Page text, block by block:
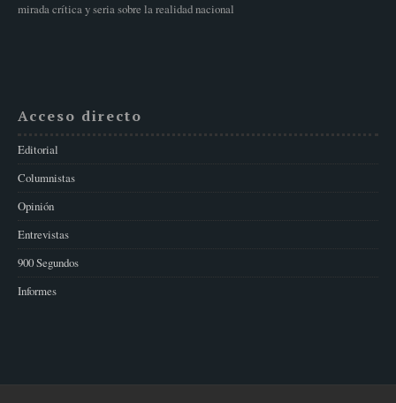
mirada crítica y seria sobre la realidad nacional
Acceso directo
Editorial
Columnistas
Opinión
Entrevistas
900 Segundos
Informes